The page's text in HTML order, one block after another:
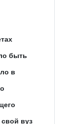
быть
в
вуз